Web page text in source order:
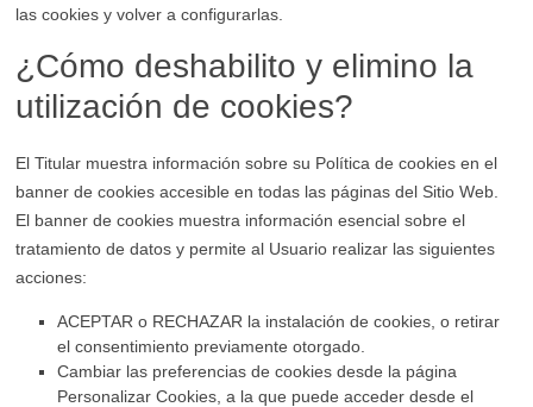
las cookies y volver a configurarlas.
¿Cómo deshabilito y elimino la
utilización de cookies?
El Titular muestra información sobre su Política de cookies en el
banner de cookies accesible en todas las páginas del Sitio Web.
El banner de cookies muestra información esencial sobre el
tratamiento de datos y permite al Usuario realizar las siguientes
acciones:
ACEPTAR o RECHAZAR la instalación de cookies, o retirar
el consentimiento previamente otorgado.
Cambiar las preferencias de cookies desde la página
Personalizar Cookies, a la que puede acceder desde el